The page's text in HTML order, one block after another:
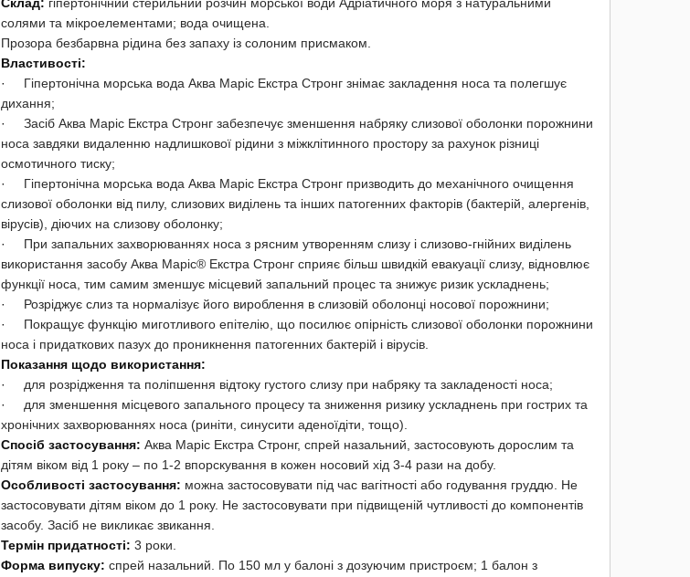
солями та мікроелементами; вода очищена.
Прозора безбарвна рідина без запаху із солоним присмаком.
Властивості:
· Гіпертонічна морська вода Аква Маріс Екстра Стронг знімає закладення носа та полегшує
дихання;
· Засіб Аква Маріс Екстра Стронг забезпечує зменшення набряку слизової оболонки порожнини
носа завдяки видаленню надлишкової рідини з міжклітинного простору за рахунок різниці
осмотичного тиску;
· Гіпертонічна морська вода Аква Маріс Екстра Стронг призводить до механічного очищення
слизової оболонки від пилу, слизових виділень та інших патогенних факторів (бактерій, алергенів,
вірусів), діючих на слизову оболонку;
· При запальних захворюваннях носа з рясним утворенням слизу і слизово-гнійних виділень
використання засобу Аква Маріс® Екстра Стронг сприяє більш швидкій евакуації слизу, відновлює
функції носа, тим самим зменшує місцевий запальний процес та знижує ризик ускладнень;
· Розріджує слиз та нормалізує його вироблення в слизовій оболонці носової порожнини;
· Покращує функцію миготливого епітелію, що посилює опірність слизової оболонки порожнини
носа і придаткових пазух до проникнення патогенних бактерій і вірусів.
Показання щодо використання:
· для розрідження та поліпшення відтоку густого слизу при набряку та закладеності носа;
· для зменшення місцевого запального процесу та зниження ризику ускладнень при гострих та
хронічних захворюваннях носа (риніти, синусити аденоїдіти, тощо).
Спосіб застосування: Аква Маріс Екстра Стронг, спрей назальний, застосовують дорослим та
дітям віком від 1 року – по 1-2 впорскування в кожен носовий хід 3-4 рази на добу.
Особливості застосування: можна застосовувати під час вагітності або годування груддю. Не
застосовувати дітям віком до 1 року. Не застосовувати при підвищеній чутливості до компонентів
засобу. Засіб не викликає звикання.
Термін придатності: 3 роки.
Форма випуску: спрей назальний. По 150 мл у балоні з дозуючим пристроєм; 1 балон з